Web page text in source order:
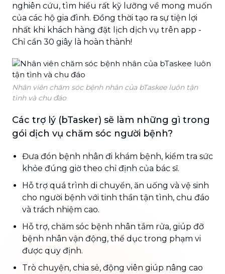
nghiên cứu, tìm hiểu rất kỹ lưỡng về mong muốn
của các hộ gia đình. Đồng thời tạo ra sự tiện lợi
nhất khi khách hàng đặt lịch dịch vụ trên app -
Chỉ cần 30 giây là hoàn thành!
Nhân viên chăm sóc bệnh nhân của bTaskee luôn tận
tình và chu đáo
Các trợ lý (bTasker) sẽ làm những gì trong
gói dịch vụ chăm sóc người bệnh?
Đưa đón bệnh nhân đi khám bệnh, kiểm tra sức
khỏe đúng giờ theo chỉ định của bác sĩ.
Hỗ trợ quá trình di chuyển, ăn uống và vệ sinh
cho người bệnh với tinh thần tận tình, chu đáo
và trách nhiệm cao.
Hỗ trợ, chăm sóc bệnh nhân tắm rửa, giúp đỡ
bệnh nhân vận động, thể dục trong phạm vi
được quy định.
Trò chuyện, chia sẻ, động viên giúp nâng cao